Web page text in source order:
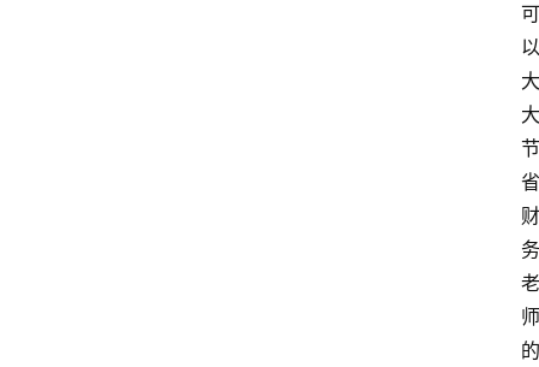
可
以
大
大
节
省
财
务
老
师
的